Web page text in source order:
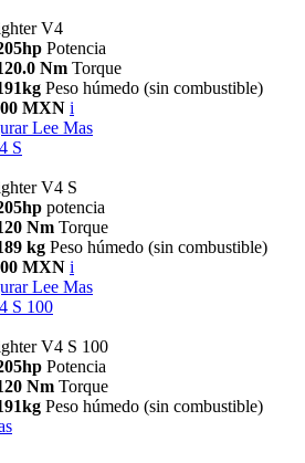
V4
Potencia
Nm Torque
Peso húmedo (sin combustible)
MXN i
Lee Mas
S
V4 S
potencia
Nm Torque
kg Peso húmedo (sin combustible)
MXN i
Lee Mas
S 100
V4 S 100
Potencia
Nm Torque
Peso húmedo (sin combustible)